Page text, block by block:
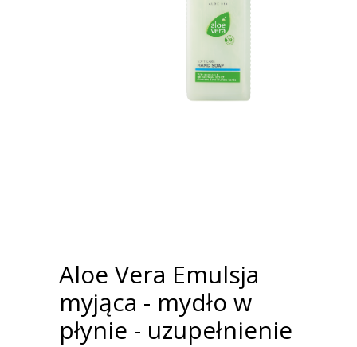
Aloe Vera Emulsja
myjąca - mydło w
płynie - uzupełnienie